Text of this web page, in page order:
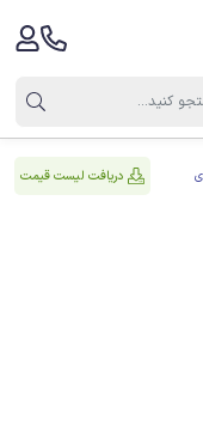
دریافت لیست قیمت